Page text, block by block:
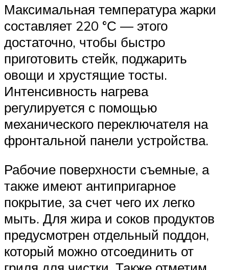
Максимальная температура жарки
составляет 220 °С — этого
достаточно, чтобы быстро
приготовить стейк, поджарить
овощи и хрустящие тосты.
Интенсивность нагрева
регулируется с помощью
механического переключателя на
фронтальной панели устройства.
Рабочие поверхности съемные, а
также имеют антипригарное
покрытие, за счет чего их легко
мыть. Для жира и соков продуктов
предусмотрен отдельный поддон,
который можно отсоединить от